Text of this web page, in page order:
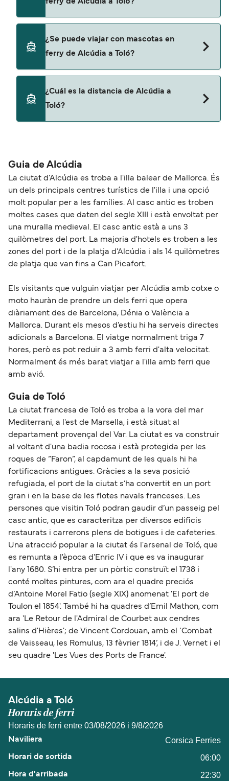
ferry de Alcúdia a Toló?
con
¿Se puede viajar con mascotas en
ferry de Alcúdia a Toló?
ferry. Puede que necesites el pasaporte de tus
puedes viajar con mascotas con:
¿Cuál es la distancia de Alcúdia a
Toló?
Guia de Alcúdia
La ciutat d'Alcúdia es troba a l'illa balear de Mallorca. És
un dels principals centres turístics de l'illa i una opció
molt popular per a les famílies. Al casc antic es troben
moltes cases que daten del segle XIII i està envoltat per
una muralla medieval. El casc antic està a uns 3
quilòmetres del port. La majoria d'hotels es troben a les
zones del port i de la platja d'Alcúdia i als 14 quilòmetres
de platja que van fins a Can Picafort.
Els visitants que vulguin viatjar per Alcúdia amb cotxe o
moto hauràn de prendre un dels ferri que opera
diàriament des de Barcelona, Dénia o València a
Mallorca. Durant els mesos d'estiu hi ha serveis directes
adicionals a Barcelona. El viatge normalment triga 7
hores, però es pot reduir a 3 amb ferri d'alta velocitat.
Normalment és més barat viatjar a l'illa amb ferri que
amb avió.
Guia de Toló
La ciutat francesa de Toló es troba a la vora del mar
Mediterrani, a l'est de Marsella, i està situat al
departament provençal del Var. La ciutat es va construir
al voltant d'una badia rocosa i està protegida per les
roques de “Faron”, al capdamunt de les quals hi ha
fortificacions antigues. Gràcies a la seva posició
refugiada, el port de la ciutat s’ha convertit en un port
gran i en la base de les flotes navals franceses. Les
persones que visitin Toló podran gaudir d’un passeig pel
casc antic, que es caracteritza per diversos edificis
restaurats i carrerons plens de botigues i de cafeteries.
Una atracció popular a la ciutat és l'arsenal de Toló, que
es remunta a l'època d'Enric IV i que es va inaugurar
l'any 1680. S’hi entra per un pòrtic construït el 1738 i
conté moltes pintures, com ara el quadre preciós
d’Antoine Morel Fatio (segle XIX) anomenat 'El port de
Toulon el 1854'. També hi ha quadres d’Emil Mathon, com
ara 'Le Retour de l'Admiral de Courbet aux cendres
salins d'Hières'; de Vincent Cordouan, amb el ‘Combat
de Vaisseau, les Romulus, 13 fèvrier 1814’, i de J. Vernet i el
seu quadre 'Les Vues des Ports de France'.
Alcúdia a Toló
Horaris de ferri
Horaris de ferri entre 03/08/2026 i 9/8/2026
Corsica Ferries
06:00
22:30